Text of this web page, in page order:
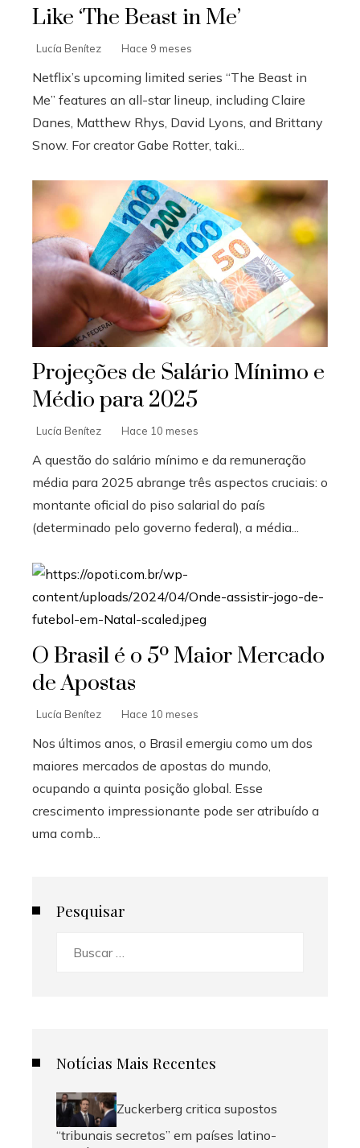
Like ‘The Beast in Me’
Lucía Benítez Hace 9 meses
Netflix’s upcoming limited series “The Beast in
Me” features an all-star lineup, including Claire
Danes, Matthew Rhys, David Lyons, and Brittany
Snow. For creator Gabe Rotter, taki...
Projeções de Salário Mínimo e
Médio para 2025
Lucía Benítez Hace 10 meses
A questão do salário mínimo e da remuneração
média para 2025 abrange três aspectos cruciais: o
montante oficial do piso salarial do país
(determinado pelo governo federal), a média...
O Brasil é o 5º Maior Mercado
de Apostas
Lucía Benítez Hace 10 meses
Nos últimos anos, o Brasil emergiu como um dos
maiores mercados de apostas do mundo,
ocupando a quinta posição global. Esse
crescimento impressionante pode ser atribuído a
uma comb...
Pesquisar
Notícias Mais Recentes
Zuckerberg critica supostos
“tribunais secretos” em países latino-